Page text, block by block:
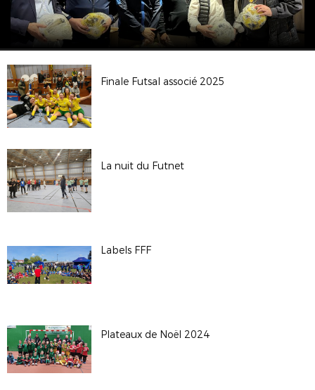
Finale Futsal associé 2025
La nuit du Futnet
Labels FFF
Plateaux de Noël 2024